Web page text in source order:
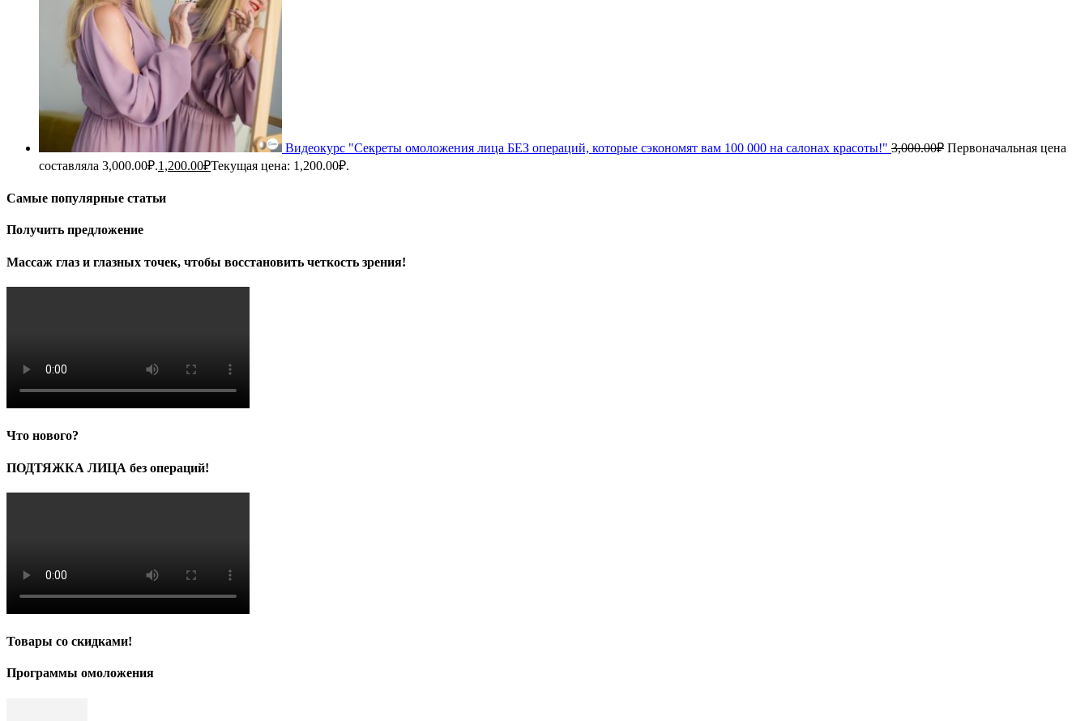
Видеокурс "Секреты омоложения лица БЕЗ операций, которые сэкономят вам 100 000 на салонах красоты!" 3,000.00₽ Первоначальная цена
составляла 3,000.00₽.1,200.00₽Текущая цена: 1,200.00₽.
Самые популярные статьи
Получить предложение
Массаж глаз и глазных точек, чтобы восстановить четкость зрения!
Что нового?
ПОДТЯЖКА ЛИЦА без операций!
Товары со скидками!
Программы омоложения